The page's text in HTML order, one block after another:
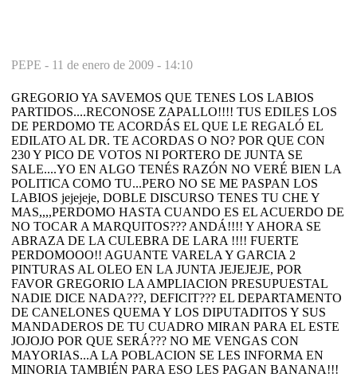
PEPE - 11 de enero de 2009 - 14:10
GREGORIO YA SAVEMOS QUE TENES LOS LABIOS
PARTIDOS....RECONOSE ZAPALLO!!!! TUS EDILES LOS
DE PERDOMO TE ACORDÁS EL QUE LE REGALÓ EL
EDILATO AL DR. TE ACORDAS O NO? POR QUE CON
230 Y PICO DE VOTOS NI PORTERO DE JUNTA SE
SALE....YO EN ALGO TENÉS RAZÓN NO VERÉ BIEN LA
POLITICA COMO TU...PERO NO SE ME PASPAN LOS
LABIOS jejejeje, DOBLE DISCURSO TENES TU CHE Y
MAS,,,,PERDOMO HASTA CUANDO ES EL ACUERDO DE
NO TOCAR A MARQUITOS??? ANDÁ!!!! Y AHORA SE
ABRAZA DE LA CULEBRA DE LARA !!!! FUERTE
PERDOMOOO!! AGUANTE VARELA Y GARCIA 2
PINTURAS AL OLEO EN LA JUNTA JEJEJEJE, POR
FAVOR GREGORIO LA AMPLIACION PRESUPUESTAL
NADIE DICE NADA???, DEFICIT??? EL DEPARTAMENTO
DE CANELONES QUEMA Y LOS DIPUTADITOS Y SUS
MANDADEROS DE TU CUADRO MIRAN PARA EL ESTE
JOJOJO POR QUE SERÁ??? NO ME VENGAS CON
MAYORIAS...A LA POBLACION SE LES INFORMA EN
MINORIA TAMBIÉN PARA ESO LES PAGAN BANANA!!!